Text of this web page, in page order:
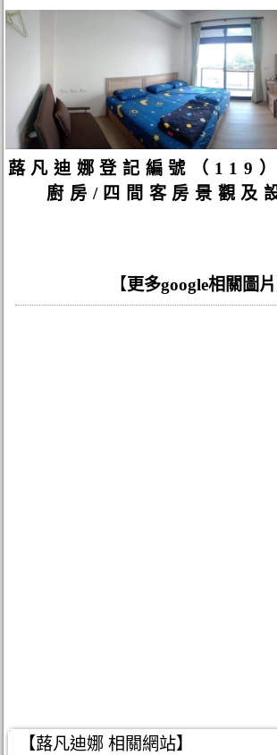
蕗凡迪娜登記編號（119
廚房/四間客房景觀及
【更多google相關圖片
【蕗凡迪娜 相關網站】